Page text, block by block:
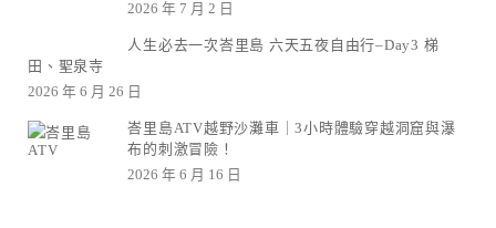
2026 年 7 月 2 日
人生必去一次峇里島 六天五夜自由行–Day3 梯
田、聖泉寺
2026 年 6 月 26 日
峇里島ATV越野沙灘車｜3小時體驗穿越洞窟與瀑
布的刺激冒險！
2026 年 6 月 16 日